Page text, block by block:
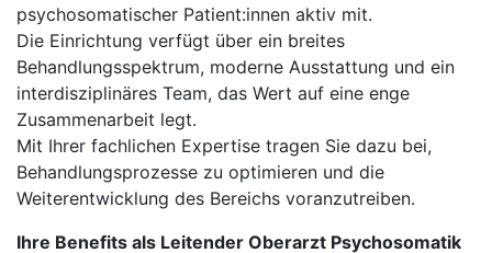
psychosomatischer Patient:innen aktiv mit.
Die Einrichtung verfügt über ein breites
Behandlungsspektrum, moderne Ausstattung und ein
interdisziplinäres Team, das Wert auf eine enge
Zusammenarbeit legt.
Mit Ihrer fachlichen Expertise tragen Sie dazu bei,
Behandlungsprozesse zu optimieren und die
Weiterentwicklung des Bereichs voranzutreiben.
Ihre Benefits als Leitender Oberarzt Psychosomatik